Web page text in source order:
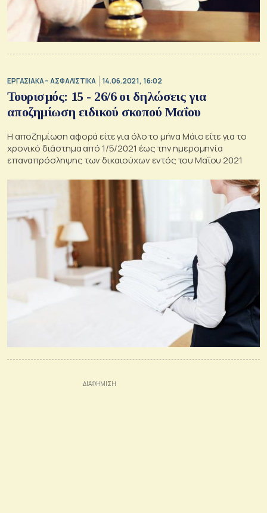
ΕΡΓΑΣΙΑΚΑ – ΑΣΦΑΛΙΣΤΙΚΑ 14.06.2021, 16:02
Τουρισμός: 15 - 26/6 οι δηλώσεις για
αποζημίωση ειδικού σκοπού Μαΐου
Η αποζημίωση αφορά είτε για όλο το μήνα Μάιο είτε για το
χρονικό διάστημα από 1/5/2021 έως την ημερομηνία
επαναπρόσληψης των δικαιούχων εντός του Μαΐου 2021